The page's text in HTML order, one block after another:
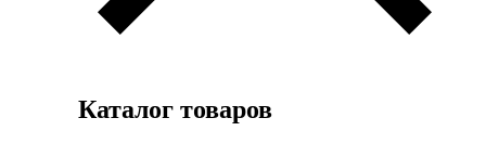
Каталог товаров